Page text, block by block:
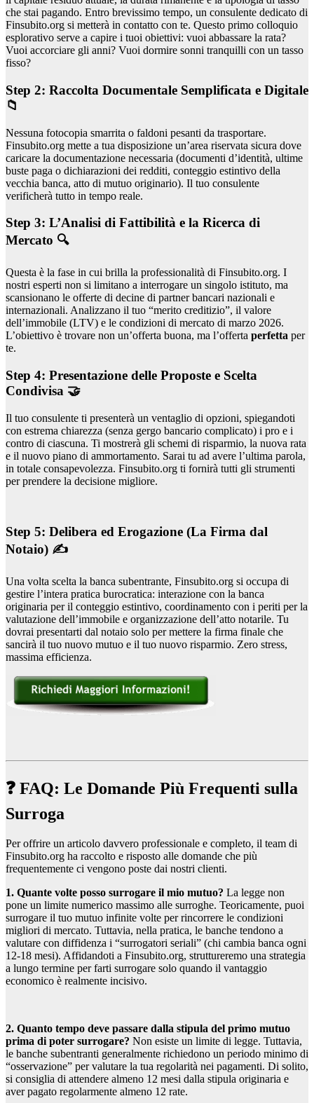
che stai pagando. Entro brevissimo tempo, un consulente dedicato di
Finsubito.org si metterà in contatto con te. Questo primo colloquio
esplorativo serve a capire i tuoi obiettivi: vuoi abbassare la rata?
Vuoi accorciare gli anni? Vuoi dormire sonni tranquilli con un tasso
fisso?
Step 2: Raccolta Documentale Semplificata e Digitale
📁
Nessuna fotocopia smarrita o faldoni pesanti da trasportare.
Finsubito.org mette a tua disposizione un’area riservata sicura dove
caricare la documentazione necessaria (documenti d’identità, ultime
buste paga o dichiarazioni dei redditi, conteggio estintivo della
vecchia banca, atto di mutuo originario). Il tuo consulente
verificherà tutto in tempo reale.
Step 3: L’Analisi di Fattibilità e la Ricerca di
Mercato 🔍
Questa è la fase in cui brilla la professionalità di Finsubito.org. I
nostri esperti non si limitano a interrogare un singolo istituto, ma
scansionano le offerte di decine di partner bancari nazionali e
internazionali. Analizzano il tuo “merito creditizio”, il valore
dell’immobile (LTV) e le condizioni di mercato di marzo 2026.
L’obiettivo è trovare non un’offerta buona, ma l’offerta perfetta per
te.
Step 4: Presentazione delle Proposte e Scelta
Condivisa 🤝
Il tuo consulente ti presenterà un ventaglio di opzioni, spiegandoti
con estrema chiarezza (senza gergo bancario complicato) i pro e i
contro di ciascuna. Ti mostrerà gli schemi di risparmio, la nuova rata
e il nuovo piano di ammortamento. Sarai tu ad avere l’ultima parola,
in totale consapevolezza. Finsubito.org ti fornirà tutti gli strumenti
per prendere la decisione migliore.
Step 5: Delibera ed Erogazione (La Firma dal
Notaio) ✍️
Una volta scelta la banca subentrante, Finsubito.org si occupa di
gestire l’intera pratica burocratica: interazione con la banca
originaria per il conteggio estintivo, coordinamento con i periti per la
valutazione dell’immobile e organizzazione dell’atto notarile. Tu
dovrai presentarti dal notaio solo per mettere la firma finale che
sancirà il tuo nuovo mutuo e il tuo nuovo risparmio. Zero stress,
massima efficienza.
❓ FAQ: Le Domande Più Frequenti sulla
Surroga
Per offrire un articolo davvero professionale e completo, il team di
Finsubito.org ha raccolto e risposto alle domande che più
frequentemente ci vengono poste dai nostri clienti.
1. Quante volte posso surrogare il mio mutuo? La legge non
pone un limite numerico massimo alle surroghe. Teoricamente, puoi
surrogare il tuo mutuo infinite volte per rincorrere le condizioni
migliori di mercato. Tuttavia, nella pratica, le banche tendono a
valutare con diffidenza i “surrogatori seriali” (chi cambia banca ogni
12-18 mesi). Affidandoti a Finsubito.org, struttureremo una strategia
a lungo termine per farti surrogare solo quando il vantaggio
economico è realmente incisivo.
2. Quanto tempo deve passare dalla stipula del primo mutuo
prima di poter surrogare? Non esiste un limite di legge. Tuttavia,
le banche subentranti generalmente richiedono un periodo minimo di
“osservazione” per valutare la tua regolarità nei pagamenti. Di solito,
si consiglia di attendere almeno 12 mesi dalla stipula originaria e
aver pagato regolarmente almeno 12 rate.